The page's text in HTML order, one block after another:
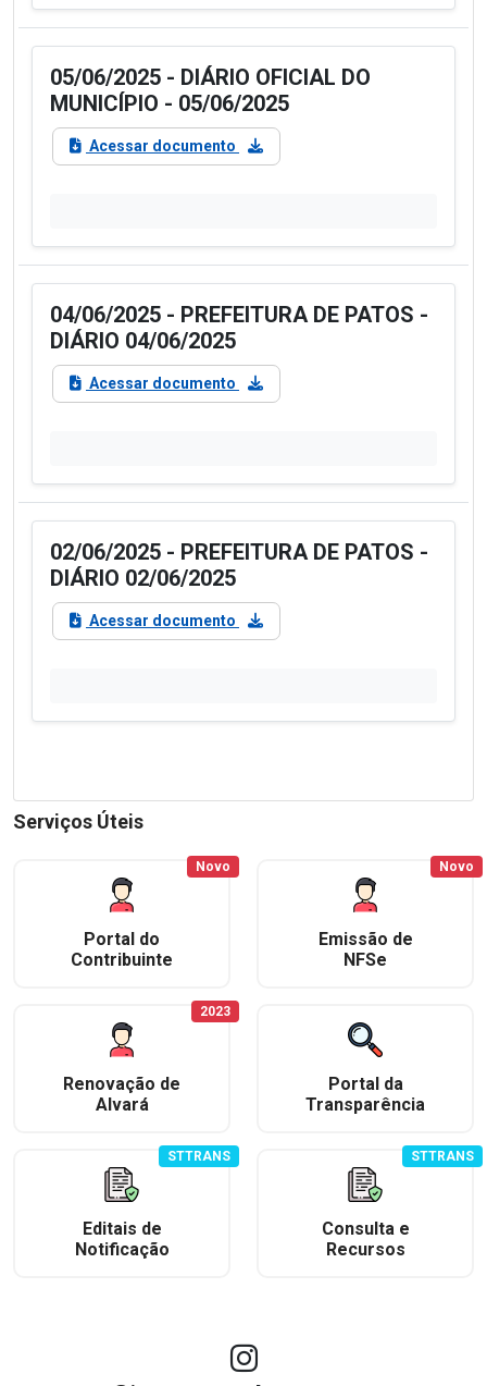
05/06/2025 - DIÁRIO OFICIAL DO
MUNICÍPIO - 05/06/2025
Acessar documento
04/06/2025 - PREFEITURA DE PATOS -
DIÁRIO 04/06/2025
Acessar documento
02/06/2025 - PREFEITURA DE PATOS -
DIÁRIO 02/06/2025
Acessar documento
Serviços Úteis
Portal do
Contribuinte
Novo
Emissão de
NFSe
Novo
Renovação de
Alvará
2023
Portal da
Transparência
Editais de
Notificação
STTRANS
Consulta e
Recursos
STTRANS